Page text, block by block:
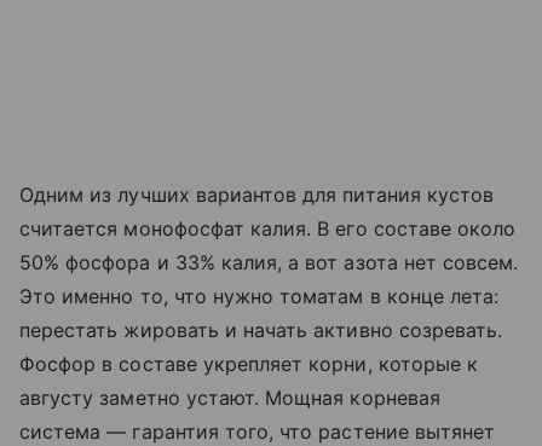
Одним из лучших вариантов для питания кустов
считается монофосфат калия. В его составе около
50% фосфора и 33% калия, а вот азота нет совсем.
Это именно то, что нужно томатам в конце лета:
перестать жировать и начать активно созревать.
Фосфор в составе укрепляет корни, которые к
августу заметно устают. Мощная корневая
система — гарантия того, что растение вытянет